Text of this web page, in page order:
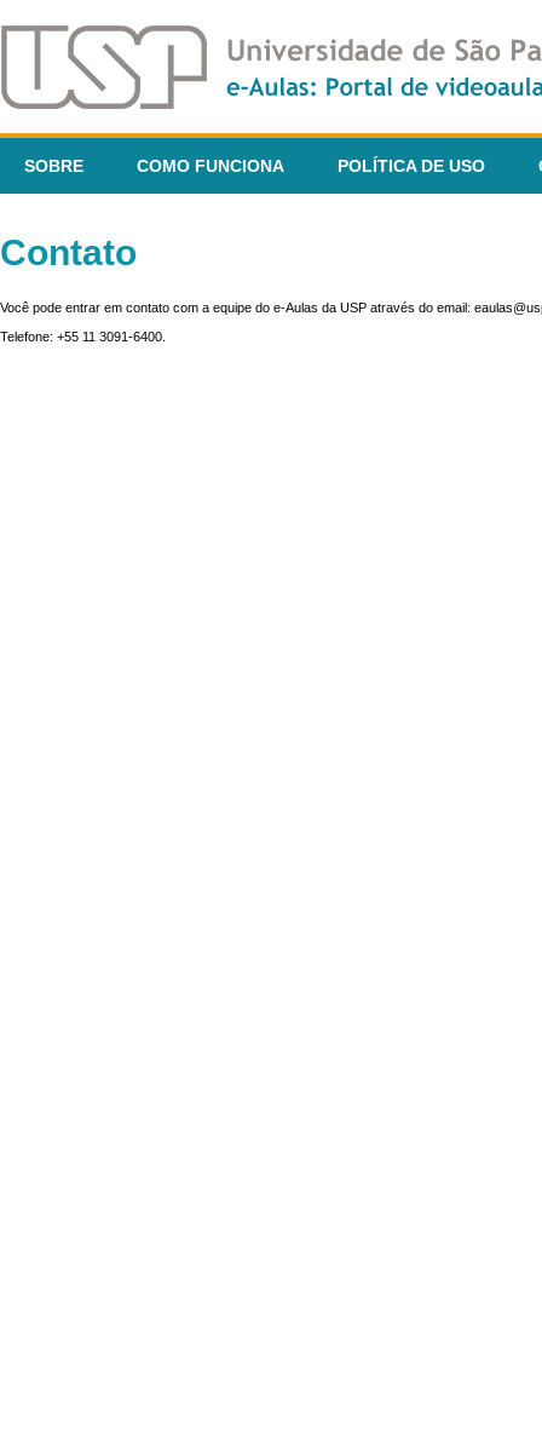
SOBRE COMO FUNCIONA POLÍTICA DE USO
Contato
Você pode entrar em contato com a equipe do e-Aulas da USP através do email:
Telefone: +55 11 3091-6400.